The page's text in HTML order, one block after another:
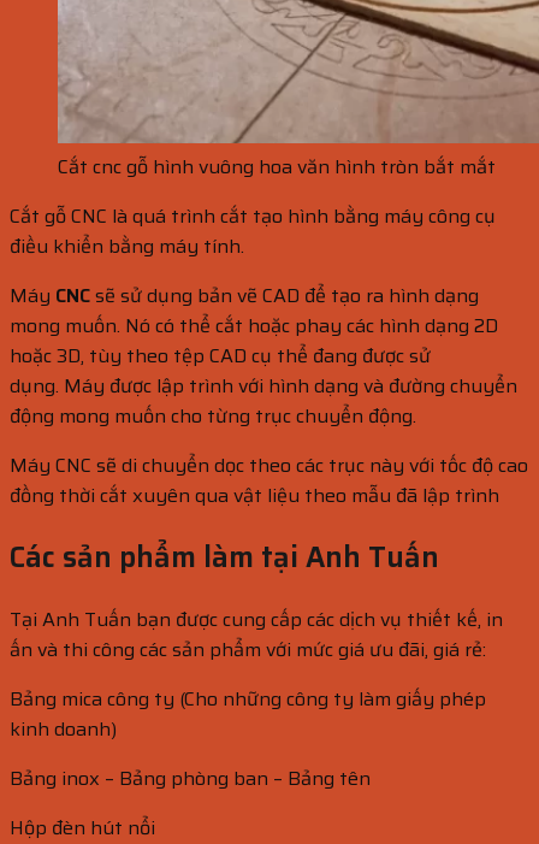
Cắt cnc gỗ hình vuông hoa văn hình tròn bắt mắt
Cắt gỗ CNC là quá trình cắt tạo hình bằng máy công cụ
điều khiển bằng máy tính.
Máy CNCsẽ sử dụng bản vẽ CAD để tạo ra hình dạng
mong muốn. Nó có thể cắt hoặc phay các hình dạng 2D
hoặc 3D, tùy theo tệp CAD cụ thể đang được sử
dụng. Máy được lập trình với hình dạng và đường chuyển
động mong muốn cho từng trục chuyển động.
Máy CNC sẽ di chuyển dọc theo các trục này với tốc độ cao
đồng thời cắt xuyên qua vật liệu theo mẫu đã lập trình
Các sản phẩm làm tại Anh Tuấn
Tại Anh Tuấn bạn được cung cấp các dịch vụ thiết kế, in
ấn và thi công các sản phẩm với mức giá ưu đãi, giá rẻ:
Bảng mica công ty (Cho những công ty làm giấy phép
kinh doanh)
Bảng inox – Bảng phòng ban – Bảng tên
Hộp đèn hút nổi